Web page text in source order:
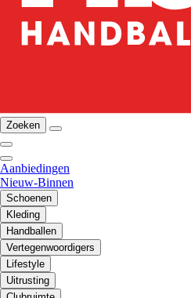
Zoeken
Aanbiedingen
Nieuw-Binnen
Schoenen
Kleding
Handballen
Vertegenwoordigers
Lifestyle
Uitrusting